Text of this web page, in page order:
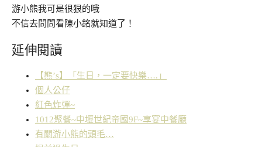
游小熊我可是很狠的哦
不信去問問看陳小銘就知道了！
延伸閱讀
【熊’s】「生日，一定要快樂….」
個人公仔
紅色炸彈~
1012聚餐~中壢世紀帝國9F~享宴中餐廰
有關游小熊的頭毛…